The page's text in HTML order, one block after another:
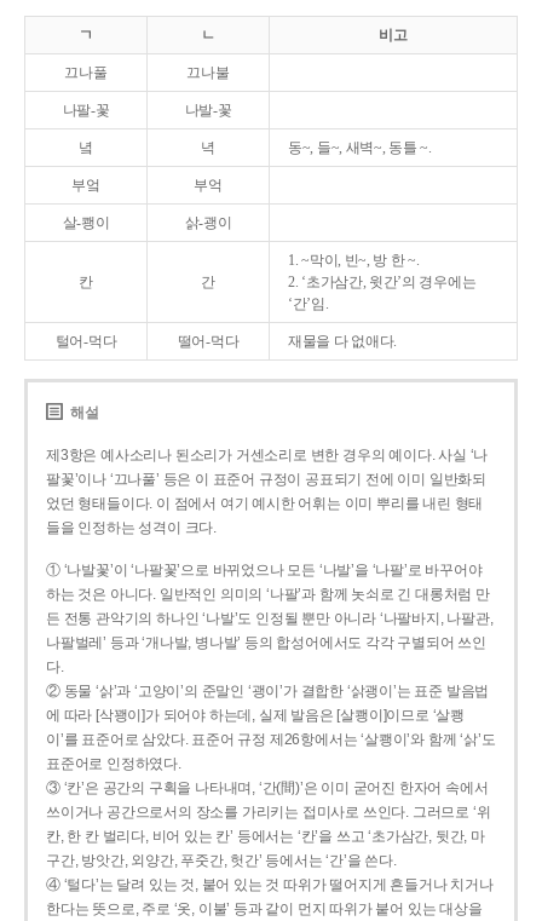
ㄱ ㄴ 비고
끄나풀 끄나불
나팔-꽃 나발-꽃
녘 녁 동~, 들~, 새벽~, 동틀 ~.
부엌 부억
살-쾡이 삵-괭이
칸 간
1. ~막이, 빈~, 방 한 ~.
2. ‘초가삼간, 윗간’의 경우에는
‘간’임.
털어-먹다 떨어-먹다 재물을 다 없애다.
해설
제3항은 예사소리나 된소리가 거센소리로 변한 경우의 예이다. 사실 ‘나
팔꽃’이나 ‘끄나풀’ 등은 이 표준어 규정이 공표되기 전에 이미 일반화되
었던 형태들이다. 이 점에서 여기 예시한 어휘는 이미 뿌리를 내린 형태
들을 인정하는 성격이 크다.
① ‘나발꽃’이 ‘나팔꽃’으로 바뀌었으나 모든 ‘나발’을 ‘나팔’로 바꾸어야
하는 것은 아니다. 일반적인 의미의 ‘나팔’과 함께 놋쇠로 긴 대롱처럼 만
든 전통 관악기의 하나인 ‘나발’도 인정될 뿐만 아니라 ‘나팔바지, 나팔관,
나팔벌레’ 등과 ‘개나발, 병나발’ 등의 합성어에서도 각각 구별되어 쓰인
다.
② 동물 ‘삵’과 ‘고양이’의 준말인 ‘괭이’가 결합한 ‘삵괭이’는 표준 발음법
에 따라 [삭꽹이]가 되어야 하는데, 실제 발음은 [살쾡이]이므로 ‘살쾡
이’를 표준어로 삼았다. 표준어 규정 제26항에서는 ‘살쾡이’와 함께 ‘삵’도
표준어로 인정하였다.
③ ‘칸’은 공간의 구획을 나타내며, ‘간(間)’은 이미 굳어진 한자어 속에서
쓰이거나 공간으로서의 장소를 가리키는 접미사로 쓰인다. 그러므로 ‘위
칸, 한 칸 벌리다, 비어 있는 칸’ 등에서는 ‘칸’을 쓰고 ‘초가삼간, 뒷간, 마
구간, 방앗간, 외양간, 푸줏간, 헛간’ 등에서는 ‘간’을 쓴다.
④ ‘털다’는 달려 있는 것, 붙어 있는 것 따위가 떨어지게 흔들거나 치거나
한다는 뜻으로, 주로 ‘옷, 이불’ 등과 같이 먼지 따위가 붙어 있는 대상을